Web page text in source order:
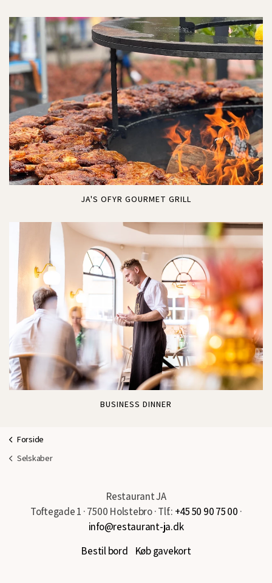
JA'S OFYR GOURMET GRILL
BUSINESS DINNER
Forside
Selskaber
Restaurant JA
Toftegade 1 · 7500 Holstebro · Tlf.: +45 50 90 75 00 ·
info@restaurant-ja.dk
Bestil bord
Køb gavekort